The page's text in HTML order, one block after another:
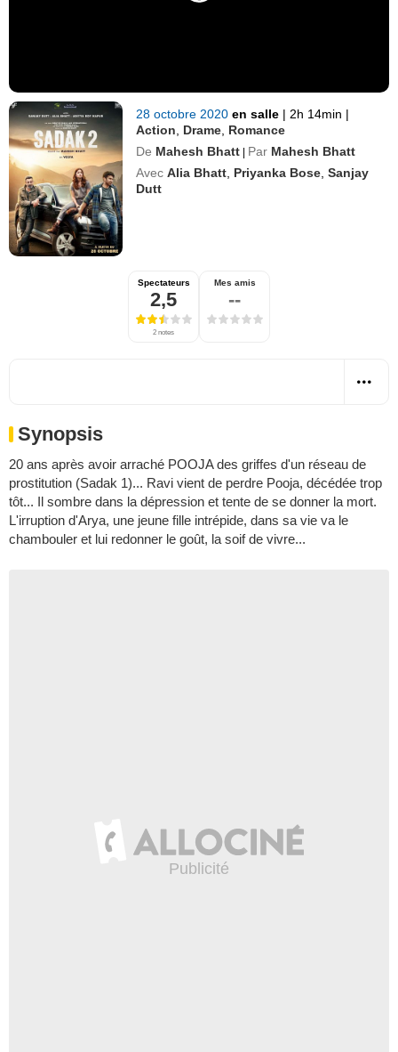
28 octobre 2020en salle | 2h 14min |
Action
Drame Romance
De Mahesh Bhatt | Par Mahesh Bhatt
Avec Alia Bhatt Priyanka Bose ,Sanjay
Dutt
Spectateurs
2,5
2 notes
Mes amis
--
Synopsis
20 ans après avoir arraché POOJA des griffes d'un réseau de
prostitution (Sadak 1)... Ravi vient de perdre Pooja, décédée trop
tôt... Il sombre dans la dépression et tente de se donner la mort.
L'irruption d'Arya, une jeune fille intrépide, dans sa vie va le
chambouler et lui redonner le goût, la soif de vivre...